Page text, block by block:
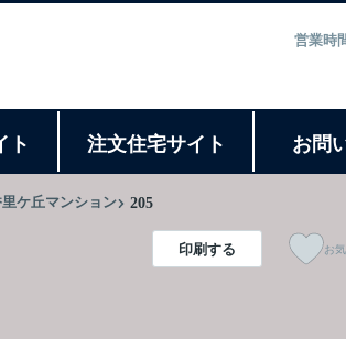
営業時
ト 注文住宅サイト お問
里ケ丘マンション 205
印刷する お